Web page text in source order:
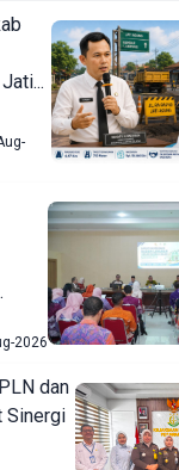
2026
dan
Sinergi